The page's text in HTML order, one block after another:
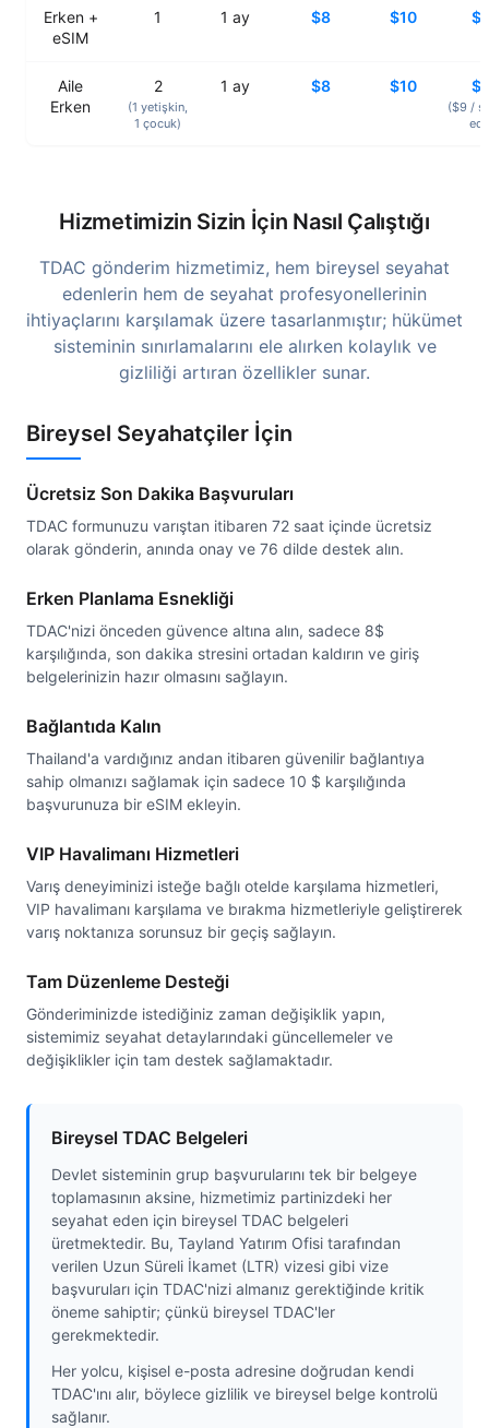
Erken +
eSIM
1 1 ay $8 $10
Aile
Erken
2
(1 yetişkin,
1 çocuk)
1 ay $8 $10
($9 /
Hizmetimizin Sizin İçin Nasıl Çalıştığı
TDAC gönderim hizmetimiz, hem bireysel seyahat
edenlerin hem de seyahat profesyonellerinin
ihtiyaçlarını karşılamak üzere tasarlanmıştır; hükümet
sisteminin sınırlamalarını ele alırken kolaylık ve
gizliliği artıran özellikler sunar.
Bireysel Seyahatçiler İçin
Ücretsiz Son Dakika Başvuruları
TDAC formunuzu varıştan itibaren 72 saat içinde ücretsiz
olarak gönderin, anında onay ve 76 dilde destek alın.
Erken Planlama Esnekliği
TDAC'nizi önceden güvence altına alın, sadece 8$
karşılığında, son dakika stresini ortadan kaldırın ve giriş
belgelerinizin hazır olmasını sağlayın.
Bağlantıda Kalın
Thailand'a vardığınız andan itibaren güvenilir bağlantıya
sahip olmanızı sağlamak için sadece 10 $ karşılığında
başvurunuza bir eSIM ekleyin.
VIP Havalimanı Hizmetleri
Varış deneyiminizi isteğe bağlı otelde karşılama hizmetleri,
VIP havalimanı karşılama ve bırakma hizmetleriyle geliştirerek
varış noktanıza sorunsuz bir geçiş sağlayın.
Tam Düzenleme Desteği
Gönderiminizde istediğiniz zaman değişiklik yapın,
sistemimiz seyahat detaylarındaki güncellemeler ve
değişiklikler için tam destek sağlamaktadır.
Bireysel TDAC Belgeleri
Devlet sisteminin grup başvurularını tek bir belgeye
toplamasının aksine, hizmetimiz partinizdeki her
seyahat eden için bireysel TDAC belgeleri
üretmektedir. Bu, Tayland Yatırım Ofisi tarafından
verilen Uzun Süreli İkamet (LTR) vizesi gibi vize
başvuruları için TDAC'nizi almanız gerektiğinde kritik
öneme sahiptir; çünkü bireysel TDAC'ler
gerekmektedir.
Her yolcu, kişisel e-posta adresine doğrudan kendi
TDAC'ını alır, böylece gizlilik ve bireysel belge kontrolü
sağlanır.